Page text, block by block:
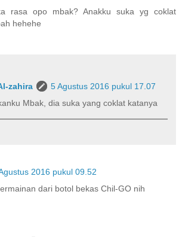
rasa opo mbak? Anakku suka yg coklat
hehehe
zahira
5 Agustus 2016 pukul 17.07
Mbak, dia suka yang coklat katanya
2016 pukul 09.52
dari botol bekas Chil-GO nih